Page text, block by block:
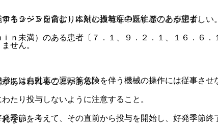
る３〜５日前より本剤の投与を中止することが望ましい。
あらわれることがある。
ない。
キシジンを含む）に対し過敏症の既往歴のある患者。
未満）のある患者〔７．１、９．２．１、１６．６．
は自動車の運転等危険を伴う機械の操作には従事させ
たり投与しないように注意すること。
節を考えて、その直前から投与を開始し、好発季節終
せん。